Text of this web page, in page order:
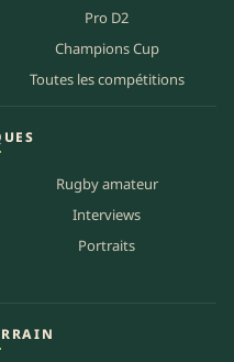
Pro D2
Champions Cup
Toutes les compétitions
Rugby amateur
Interviews
Portraits